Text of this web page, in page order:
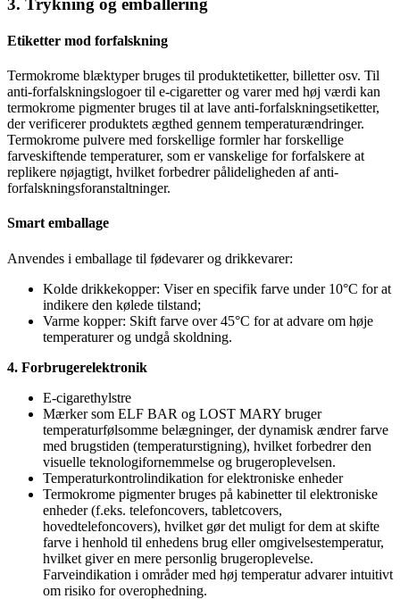
Etiketter mod forfalskning
Termokrome blæktyper bruges til produktetiketter, billetter osv. Til
anti-forfalskningslogoer til e-cigaretter og varer med høj værdi kan
termokrome pigmenter bruges til at lave anti-forfalskningsetiketter,
der verificerer produktets ægthed gennem temperaturændringer.
Termokrome pulvere med forskellige formler har forskellige
farveskiftende temperaturer, som er vanskelige for forfalskere at
replikere nøjagtigt, hvilket forbedrer pålideligheden af anti-
forfalskningsforanstaltninger.
Smart emballage
Anvendes i emballage til fødevarer og drikkevarer:
Kolde drikkekopper: Viser en specifik farve under 10°C for at
indikere den kølede tilstand;
Varme kopper: Skift farve over 45°C for at advare om høje
temperaturer og undgå skoldning.
4. Forbrugerelektronik
E-cigarethylstre
Mærker som ELF BAR og LOST MARY bruger
temperaturfølsomme belægninger, der dynamisk ændrer farve
med brugstiden (temperaturstigning), hvilket forbedrer den
visuelle teknologifornemmelse og brugeroplevelsen.
Temperaturkontrolindikation for elektroniske enheder
Termokrome pigmenter bruges på kabinetter til elektroniske
enheder (f.eks. telefoncovers, tabletcovers,
hovedtelefoncovers), hvilket gør det muligt for dem at skifte
farve i henhold til enhedens brug eller omgivelsestemperatur,
hvilket giver en mere personlig brugeroplevelse.
Farveindikation i områder med høj temperatur advarer intuitivt
om risiko for overophedning.